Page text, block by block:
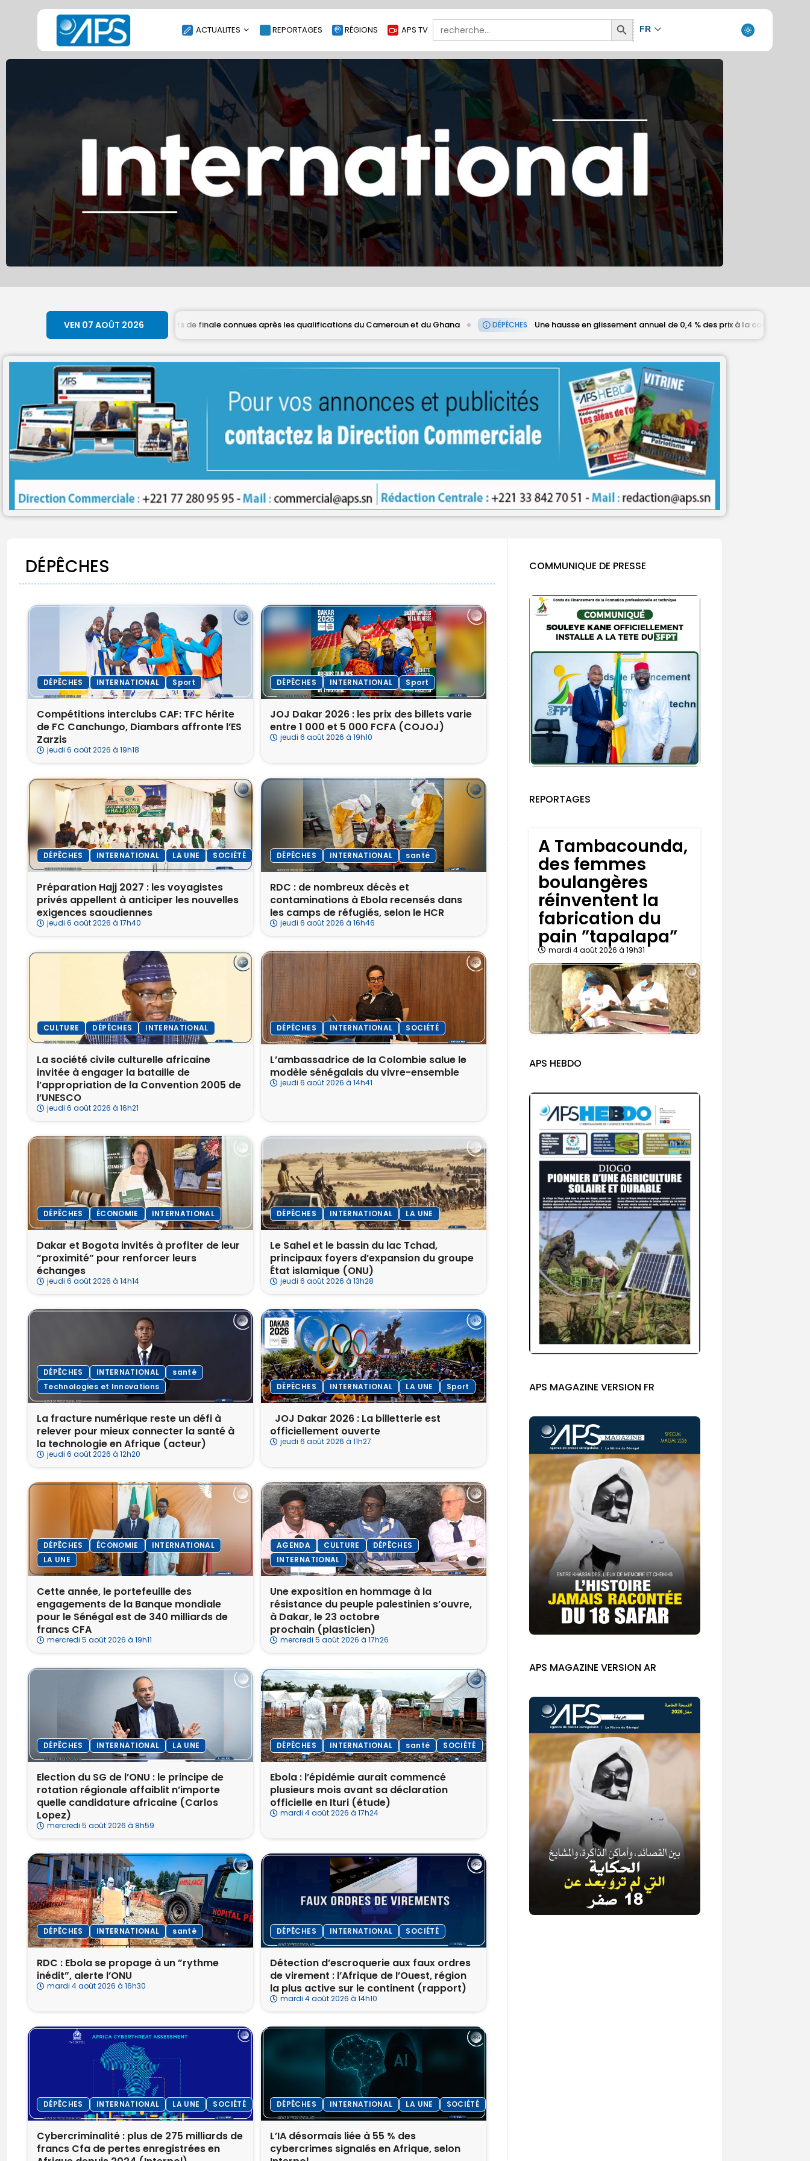
ACTUALITES
POLITIQUE
ÉCONOMIE
CULTURE
SPORT
ENVIRONNEMENT
INTERNATIONAL
AGENDA
SANTE
REPORTAGES RÉGIONS APS TV
Search
for:
Search
Button
FR
VEN 07 AOÛT 2026
: les affiches des quarts de finale connues après les qualifications du Cameroun et du Ghana DÉPÊCHES Une hausse en glissement annuel de 0,4 % des prix à la consommation en juin
DÉPÊCHES
DÉPÊCHES INTERNATIONAL Sport
‎Compétitions interclubs CAF: TFC hérite
de FC Canchungo, Diambars affronte l’ES
Zarzis
jeudi 6 août 2026 à 19h18
DÉPÊCHES INTERNATIONAL Sport
‎JOJ Dakar 2026 : les prix des billets varie
entre 1 000 et 5 000 FCFA (COJOJ)
jeudi 6 août 2026 à 19h10
DÉPÊCHES INTERNATIONAL LA UNE SOCIÉTÉ
Préparation Hajj 2027 : les voyagistes
privés appellent à anticiper les nouvelles
exigences saoudiennes
jeudi 6 août 2026 à 17h40
DÉPÊCHES INTERNATIONAL santé
RDC : de nombreux décès et
contaminations à Ebola recensés dans
les camps de réfugiés, selon le HCR
jeudi 6 août 2026 à 16h46
CULTURE DÉPÊCHES INTERNATIONAL
La société civile culturelle africaine
invitée à engager la bataille de
l’appropriation de la Convention 2005 de
l’UNESCO
jeudi 6 août 2026 à 16h21
DÉPÊCHES INTERNATIONAL SOCIÉTÉ
L’ambassadrice de la Colombie salue le
modèle sénégalais du vivre-ensemble
jeudi 6 août 2026 à 14h41
DÉPÊCHES ÉCONOMIE INTERNATIONAL
Dakar et Bogota invités à profiter de leur
”proximité” pour renforcer leurs
échanges
jeudi 6 août 2026 à 14h14
DÉPÊCHES INTERNATIONAL LA UNE
Le Sahel et le bassin du lac Tchad,
principaux foyers d’expansion du groupe
État islamique (ONU)
jeudi 6 août 2026 à 13h28
DÉPÊCHES INTERNATIONAL
santé
Technologies et Innovations
La fracture numérique reste un défi à
relever pour mieux connecter la santé à
la technologie en Afrique (acteur)
jeudi 6 août 2026 à 12h20
DÉPÊCHES INTERNATIONAL LA UNE Sport
‎ ‎ ‎JOJ Dakar 2026 : La billetterie est
officiellement ouverte
jeudi 6 août 2026 à 11h27
DÉPÊCHES ÉCONOMIE
INTERNATIONAL
LA UNE
Cette année, le portefeuille des
engagements de la Banque mondiale
pour le Sénégal est de 340 milliards de
francs CFA
mercredi 5 août 2026 à 19h11
AGENDA CULTURE
DÉPÊCHES
INTERNATIONAL
Une exposition en hommage à la
résistance du peuple palestinien s’ouvre,
à Dakar, le 23 octobre
prochain (plasticien)
mercredi 5 août 2026 à 17h26
DÉPÊCHES INTERNATIONAL LA UNE
Election du SG de l’ONU : le principe de
rotation régionale affaiblit n’importe
quelle candidature africaine (Carlos
Lopez)
mercredi 5 août 2026 à 8h59
DÉPÊCHES INTERNATIONAL santé SOCIÉTÉ
Ebola : l’épidémie aurait commencé
plusieurs mois avant sa déclaration
officielle en Ituri (étude)
mardi 4 août 2026 à 17h24
DÉPÊCHES INTERNATIONAL santé
RDC : Ebola se propage à un ”rythme
inédit”, alerte l’ONU
mardi 4 août 2026 à 16h30
DÉPÊCHES INTERNATIONAL SOCIÉTÉ
Détection d’escroquerie aux faux ordres
de virement : l’Afrique de l’Ouest, région
la plus active sur le continent (rapport)
mardi 4 août 2026 à 14h10
DÉPÊCHES INTERNATIONAL LA UNE SOCIÉTÉ
Cybercriminalité : plus de 275 milliards de
francs Cfa de pertes enregistrées en
DÉPÊCHES INTERNATIONAL LA UNE SOCIÉTÉ
L’IA désormais liée à 55 % des
cybercrimes signalés en Afrique, selon
COMMUNIQUE DE PRESSE
REPORTAGES
A Tambacounda,
des femmes
boulangères
réinventent la
fabrication du
pain ”tapalapa”
mardi 4 août 2026 à 19h31
APS HEBDO
APS MAGAZINE VERSION FR
APS MAGAZINE VERSION AR